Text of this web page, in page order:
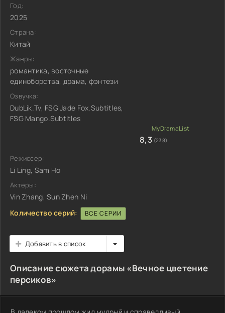
Год:
2025
Страна:
Китай
Жанры:
романтика, восточные
единоборства, драма, фэнтези
Озвучка:
DubLik.Tv, FSG Jade Fox.Subtitles,
FSG Mango.Subtitles
8,3 (238)
Режиссер:
Li Ling, Sam Ho
Актеры:
Vin Zhang, Sun Zhen Ni
Количество серий:
ВСЕ СЕРИИ
Добавить в список
Описание сюжета дорамы «Вечное цветение
персиков»